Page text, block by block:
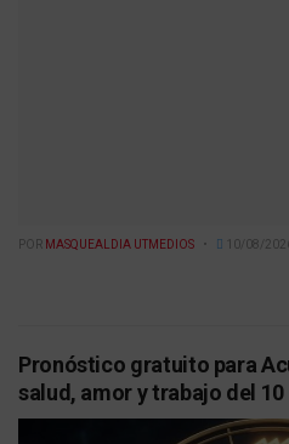
POR MASQUEALDIA UTMEDIOS 10/08/
Pronóstico gratuito para
salud, amor y trabajo del